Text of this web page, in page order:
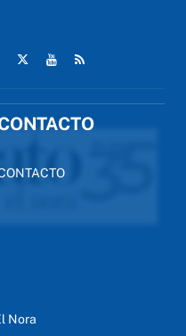
Nora